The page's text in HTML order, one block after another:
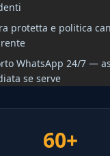
protetta e politica
WhatsApp 24/7 —
se serve
60+